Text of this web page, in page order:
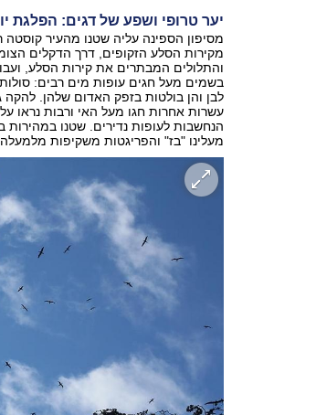
יער טרופי ושפע של דגים: הפלגת
מסיפון הספינה עליה שטנו מהעיר קוסטה
מקירות הסלע הזקופים, דרך הדקלים
והתלולים המבתרים את קירות הסלע,
בשמים מעל חגים עופות מים רבים:
לבן והן בולטות בזפק האדום שלהן. להקה
עשרות אחרות חגו מעל האי ורבות נראו
הנחשבות לעופות נדירים. שטנו במהירות
מעלינו "בז" והפריגטות משקיפות מלמעלה.